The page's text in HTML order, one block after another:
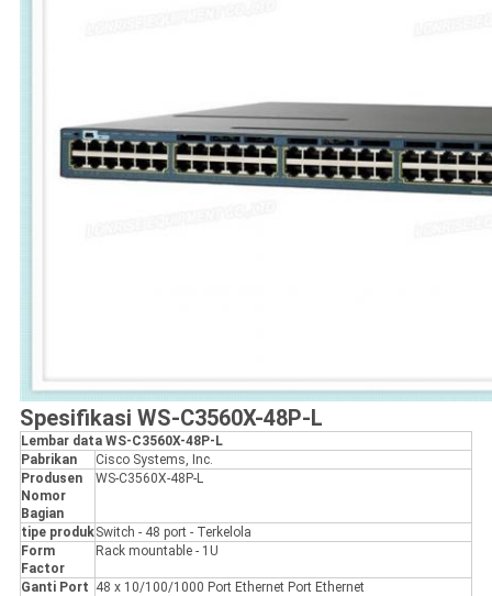
Spesifikasi WS-C3560X-48P-L
Lembar data WS-C3560X-48P-L
Pabrikan
Cisco Systems, Inc.
Produsen
Nomor
Bagian
WS-C3560X-48P-L
tipe produkSwitch - 48 port - Terkelola
Form
Factor
Rack mountable - 1U
Ganti Port 48 x 10/100/1000 Port Ethernet Port Ethernet